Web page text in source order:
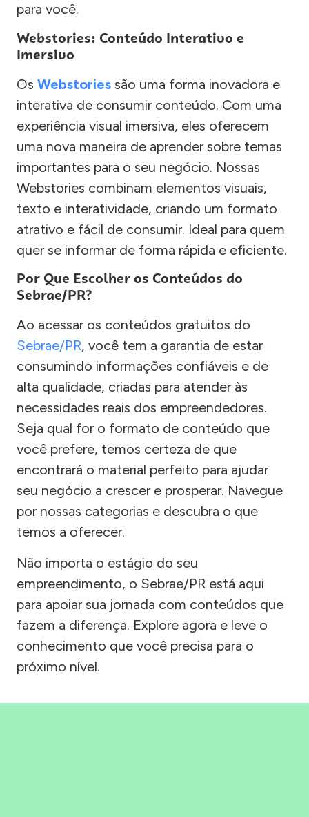
para você.
Webstories: Conteúdo Interativo e
Imersivo
Os Webstories são uma forma inovadora e
interativa de consumir conteúdo. Com uma
experiência visual imersiva, eles oferecem
uma nova maneira de aprender sobre temas
importantes para o seu negócio. Nossas
Webstories combinam elementos visuais,
texto e interatividade, criando um formato
atrativo e fácil de consumir. Ideal para quem
quer se informar de forma rápida e eficiente.
Por Que Escolher os Conteúdos do
Sebrae/PR?
Ao acessar os conteúdos gratuitos do
Sebrae/PR, você tem a garantia de estar
consumindo informações confiáveis e de
alta qualidade, criadas para atender às
necessidades reais dos empreendedores.
Seja qual for o formato de conteúdo que
você prefere, temos certeza de que
encontrará o material perfeito para ajudar
seu negócio a crescer e prosperar. Navegue
por nossas categorias e descubra o que
temos a oferecer.
Não importa o estágio do seu
empreendimento, o Sebrae/PR está aqui
para apoiar sua jornada com conteúdos que
fazem a diferença. Explore agora e leve o
conhecimento que você precisa para o
próximo nível.